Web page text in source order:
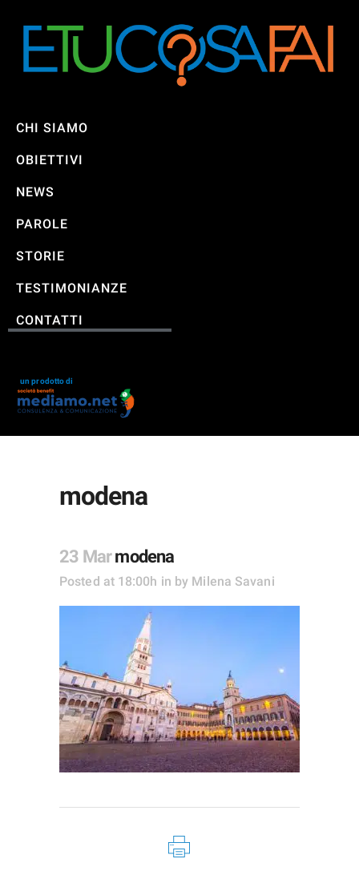
CHI SIAMO
OBIETTIVI
NEWS
PAROLE
STORIE
TESTIMONIANZE
CONTATTI
un prodotto di
modena
23 Marmodena
Posted at 18:00h in by Milena Savani